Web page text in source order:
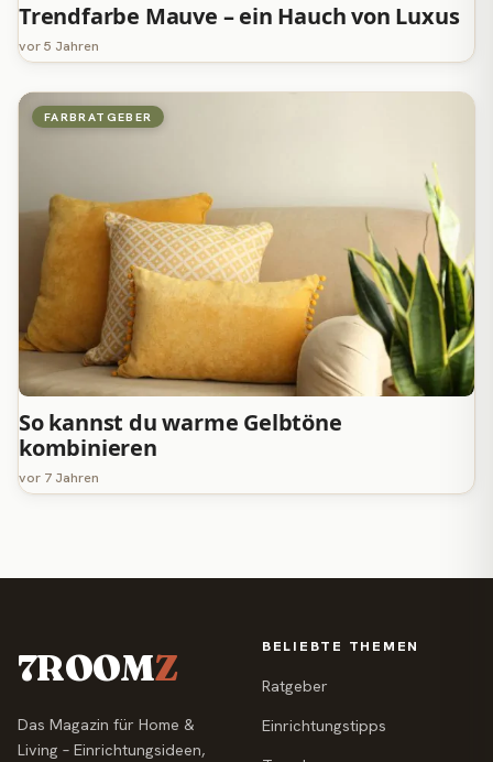
Trendfarbe Mauve – ein Hauch von Luxus
vor 5 Jahren
FARBRATGEBER
So kannst du warme Gelbtöne
kombinieren
vor 7 Jahren
7ROOMZ
Das Magazin für Home &
Living – Einrichtungsideen,
BELIEBTE THEMEN
Ratgeber
Einrichtungstipps